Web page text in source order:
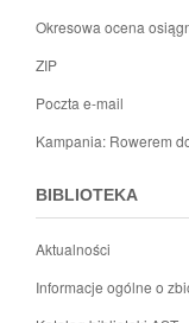
Okresowa ocena
ZIP
Poczta e-mail
Kampania: Rowerem
BIBLIOTEKA
Aktualności
Informacje ogólne o